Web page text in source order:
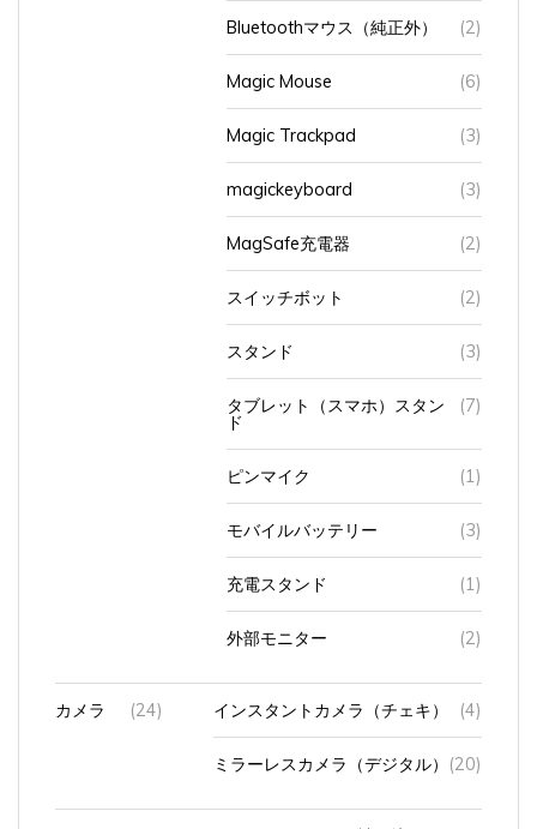
Bluetoothマウス（純正外） (2)
Magic Mouse (6)
Magic Trackpad (3)
magickeyboard (3)
MagSafe充電器 (2)
スイッチボット (2)
スタンド (3)
タブレット（スマホ）スタン
ド
(7)
ピンマイク (1)
モバイルバッテリー (3)
充電スタンド (1)
外部モニター (2)
カメラ (24) インスタントカメラ（チェキ） (4)
ミラーレスカメラ（デジタル） (20)